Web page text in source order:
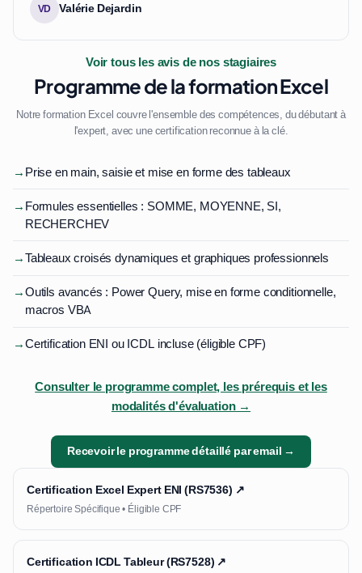
VD Valérie Dejardin
Voir tous les avis de nos stagiaires
Programme de la formation Excel
Notre formation Excel couvre l'ensemble des compétences, du débutant à
l'expert, avec une certification reconnue à la clé.
→ Prise en main, saisie et mise en forme des tableaux
→ Formules essentielles : SOMME, MOYENNE, SI,
RECHERCHEV
→Tableaux croisés dynamiques et graphiques professionnels
→Outils avancés : Power Query, mise en forme conditionnelle,
macros VBA
→Certification ENI ou ICDL incluse (éligible CPF)
Consulter le programme complet, les prérequis et les
modalités d'évaluation →
Recevoir le programme détaillé par email →
Certification Excel Expert ENI (RS7536) ↗
Répertoire Spécifique • Éligible CPF
Certification ICDL Tableur (RS7528) ↗